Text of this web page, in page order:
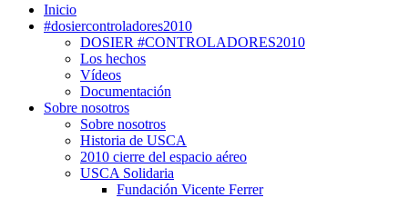
Inicio
#dosiercontroladores2010
DOSIER #CONTROLADORES2010
Los hechos
Vídeos
Documentación
Sobre nosotros
Sobre nosotros
Historia de USCA
2010 cierre del espacio aéreo
USCA Solidaria
Fundación Vicente Ferrer